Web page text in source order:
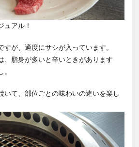
ュアル！
すが、適度にサシが入っています。
、脂身が多いと辛いときがあります
いて、部位ごとの味わいの違いを楽し